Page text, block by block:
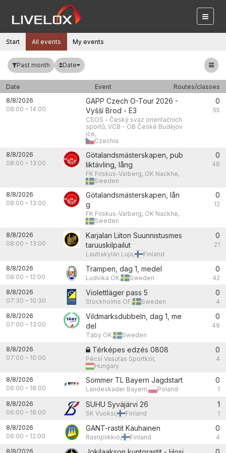
Start All events My events
Past month Date
Date Event
Routes/classes
8/8/2026
08:00 – 14:00
GAPP Czech O-Tour 2026 -
Vyšší Brod - E3
CSOS - Český svaz orientačních
sportů, VCB - OB České Budějov
ice,
Czechia
0
55
8/8/2026
08:00 – 13:00
Götalandsmästerskapen, pub
liktävling, lång
FK Friskus-Varberg, OK Nackhe,
Sweden
0
48
8/8/2026
08:00 – 13:00
Götalandsmästerskapen, lån
g
FK Friskus-Varberg, OK Nackhe,
Sweden
0
12
8/8/2026
08:00 – 13:00
Karjalan Liiton Suunnistusmes
taruuskilpailut
Lauttakylän Luja, Finland
0
21
8/8/2026
08:00 – 12:00
Trampen, dag 1, medel
Ludvika OK, Sweden
0
42
8/8/2026
07:30 – 10:30
Violettläger pass 5
Stockholms OF, Sweden
0
4
8/8/2026
07:00 – 13:00
Vildmarksdubbeln, dag 1, me
del
Täby OK, Sweden
0
49
8/8/2026
07:00 – 10:00
Térképes edzés 0808
Pécsi Vasutas Sportkör,
Hungary
0
4
8/8/2026
06:00 – 18:00
Sommer TL Bayern Jagdstart
Landeskader Bayern, Poland
0
1
8/8/2026
06:00 – 18:00
SUHU Syväjärvi 26
SK Vuoksi, Finland
1
1
8/8/2026
06:00 – 12:00
GANT-rastit Kauhainen
Rastipiikkiö, Finland
0
4
8/8/2026